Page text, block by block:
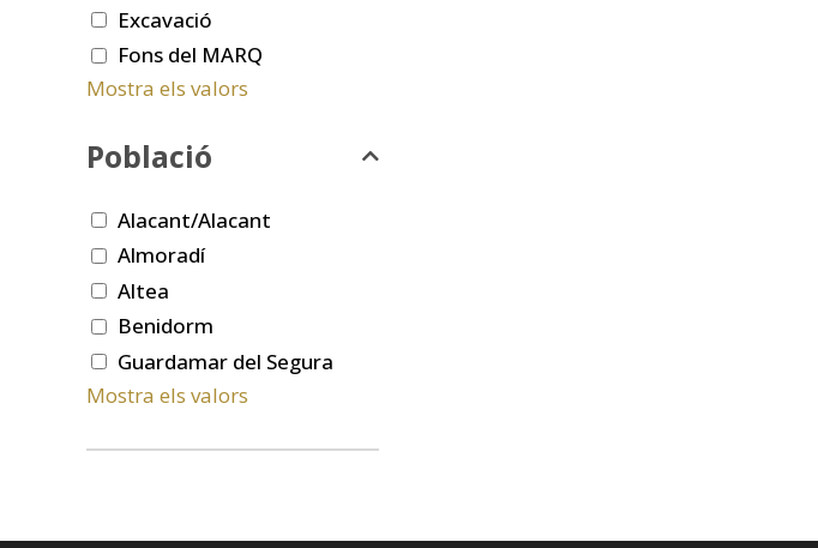
Excavació
Fons del MARQ
Mostra els valors
Població
Alacant/Alacant
Almoradí
Altea
Benidorm
Guardamar del Segura
Mostra els valors